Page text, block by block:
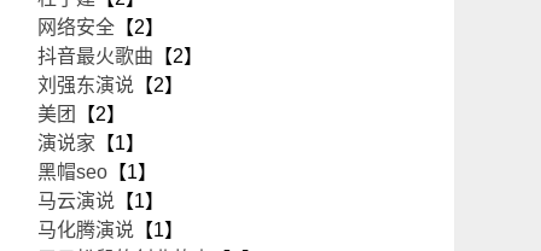
网络安全 【2】
抖音最火歌曲 【2】
刘强东演说 【2】
美团
【2】
演说家 【1】
黑帽seo 【1】
马云演说 【1】
马化腾演说 【1】